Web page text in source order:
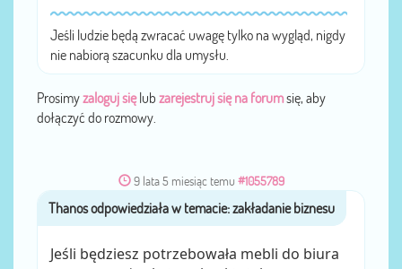
Jeśli ludzie będą zwracać uwagę tylko na wygląd, nigdy
nie nabiorą szacunku dla umysłu.
Prosimyzaloguj sięlub zarejestruj się na forumsię, aby
dołączyć do rozmowy.
9 lata 5 miesiąc temu #1055789
przezThanos
Jeśli będziesz potrzebowała mebli do biura